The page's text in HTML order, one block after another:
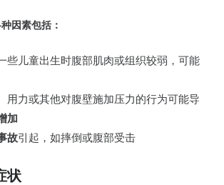
因素包括：
些儿童出生时腹部肌肉或组织较弱，可能
用力或其他对腹壁施加压力的行为可能导
加
故引起，如摔倒或腹部受击
状